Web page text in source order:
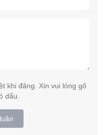
khi đăng. Xin vui lòng gõ
dấu.